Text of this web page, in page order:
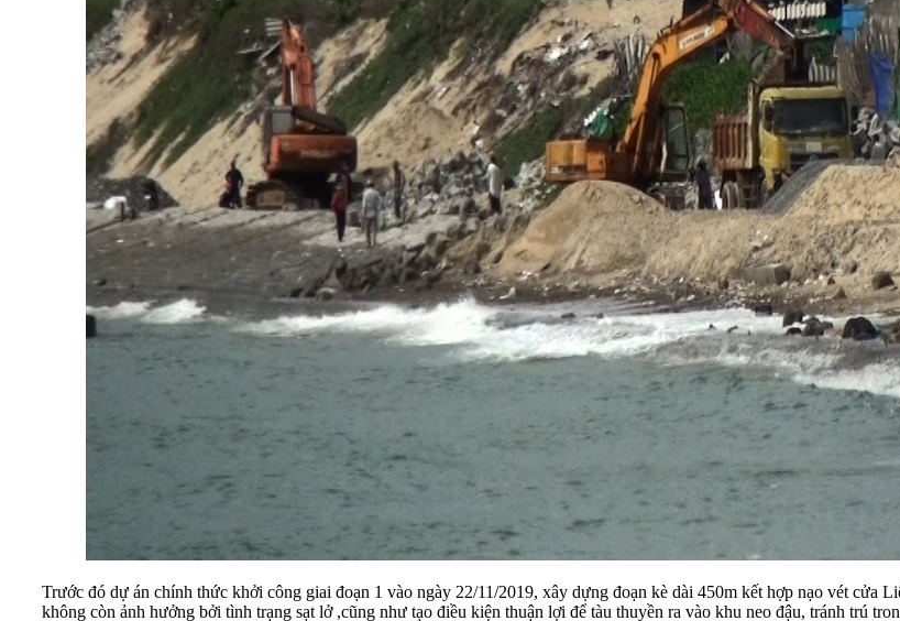
Trước đó dự án chính thức khởi công giai đoạn 1 vào ngày 22/11/2019, xây dựng đoạn kè dài 450m kết hợp nạo vét cửa
không còn ảnh hưởng bởi tình trạng sạt lở ,cũng như tạo điều kiện thuận lợi để tàu thuyền ra vào khu neo đậu, tránh trú